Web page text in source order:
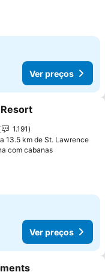
Ver preços
aos favoritos
1.191
13.5 km de St. Lawrence
com cabanas
Ver preços